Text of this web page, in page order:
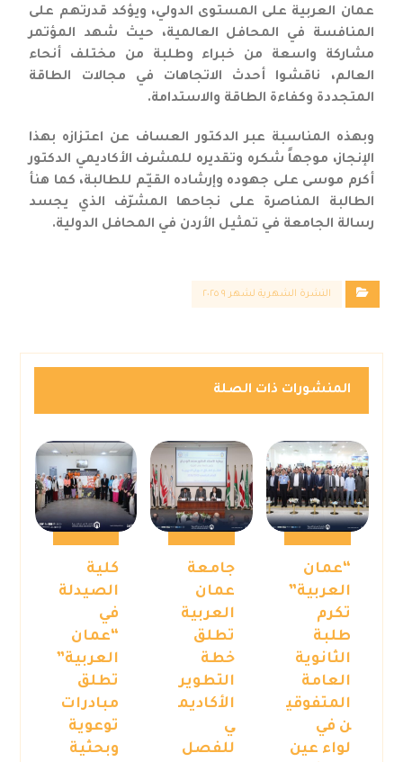
عمان العربية على المستوى الدولي، ويؤكد قدرتهم على
المنافسة في المحافل العالمية، حيث شهد المؤتمر
مشاركة واسعة من خبراء وطلبة من مختلف أنحاء
العالم، ناقشوا أحدث الاتجاهات في مجالات الطاقة
المتجددة وكفاءة الطاقة والاستدامة.
وبهذه المناسبة عبر الدكتور العساف عن اعتزازه بهذا
الإنجاز، موجهاً شكره وتقديره للمشرف الأكاديمي الدكتور
أكرم موسى على جهوده وإرشاده القيّم للطالبة، كما هنأ
الطالبة المناصرة على نجاحها المشرّف الذي يجسد
رسالة الجامعة في تمثيل الأردن في المحافل الدولية.
النشرة الشهرية لشهر ٩ ٢٠٢٥
المنشورات ذات الصلة
“عمان
العربية”
تكرم
طلبة
الثانوية
العامة
المتفوقي
ن في
لواء عين
جامعة
عمان
العربية
تطلق
خطة
التطوير
الأكاديم
ي
للفصل
كلية
الصيدلة
في
“عمان
العربية”
تطلق
مبادرات
توعوية
وبحثية